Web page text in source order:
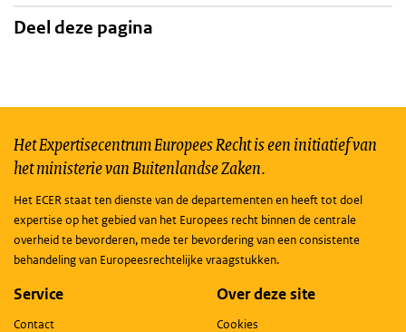
Deel deze pagina
Het Expertisecentrum Europees Recht is een initiatief van
het ministerie van Buitenlandse Zaken.
Het ECER staat ten dienste van de departementen en heeft tot doel
expertise op het gebied van het Europees recht binnen de centrale
overheid te bevorderen, mede ter bevordering van een consistente
behandeling van Europeesrechtelijke vraagstukken.
Service
Contact
Over deze site
Cookies